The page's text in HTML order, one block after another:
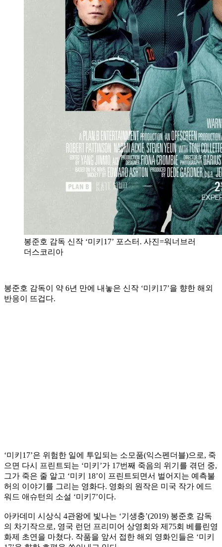
봉준호 감독 신작 ‘미키17’ 포스터. 사진=워너브러
더스코리아
봉준호 감독이 약 6년 만에 내놓은 신작 ‘미키17’을 향한 해외
반응이 뜨겁다.
‘미키17’은 위험한 일에 투입되는 소모품(익스펜더블)으로, 죽
으면 다시 프린트되는 ‘미키’가 17번째 죽음의 위기를 겪던 중,
그가 죽은 줄 알고 ‘미키 18’이 프린트되면서 벌어지는 예측불
허의 이야기를 그리는 영화다. 영화의 원작은 미국 작가 에드
워드 애슈턴의 소설 ‘미키7’이다.
아카데미 시상식 4관왕에 빛나는 ‘기생충’(2019) 봉준호 감독
의 차기작으로, 영국 런던 프리미어 상영회와 제75회 베를린영
화제 초연을 마쳤다. 작품을 앞서 접한 해외 영화인들은 ‘미키